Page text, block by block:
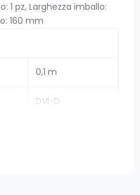
1 pz, Larghezza imballo:
160 mm
0,1 m
DVI-D